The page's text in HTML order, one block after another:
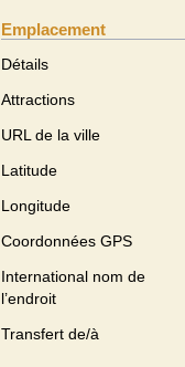
Emplacement
Détails
Attractions
URL de la ville
Latitude
Longitude
Coordonnées GPS
International nom de
l’endroit
Transfert de/à